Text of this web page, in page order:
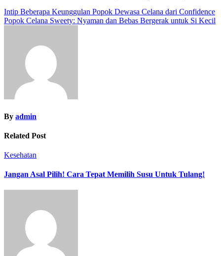
Post
navigation
Intip Beberapa Keunggulan Popok Dewasa Celana dari Confidence
Popok Celana Sweety: Nyaman dan Bebas Bergerak untuk Si Kecil
By admin
Related Post
Kesehatan
Jangan Asal Pilih! Cara Tepat Memilih Susu Untuk Tulang!